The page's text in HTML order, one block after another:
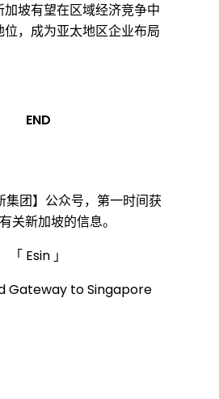
坡有望在区域经济竞争中
，成为亚太地区企业布局
END
集团】公众号，第一时间获
关新加坡的信息。
「 Esin 」
Gateway to Singapore